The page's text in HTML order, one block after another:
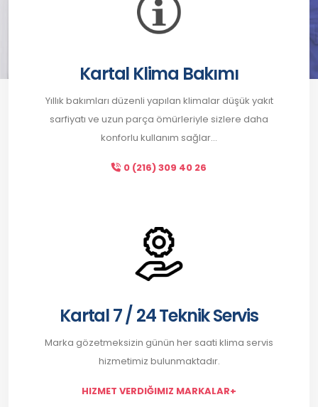
Kartal Klima Bakımı
Yıllık bakımları düzenli yapılan klimalar düşük yakıt
sarfiyatı ve uzun parça ömürleriyle sizlere daha
konforlu kullanım sağlar...
0 (216) 309 40 26
Kartal 7 / 24 Teknik Servis
Marka gözetmeksizin günün her saati klima servis
hizmetimiz bulunmaktadır.
HIZMET VERDIĞIMIZ MARKALAR+